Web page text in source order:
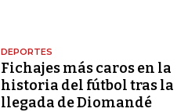
DEPORTES
Fichajes más caros en la
historia del fútbol tras la
llegada de Diomandé